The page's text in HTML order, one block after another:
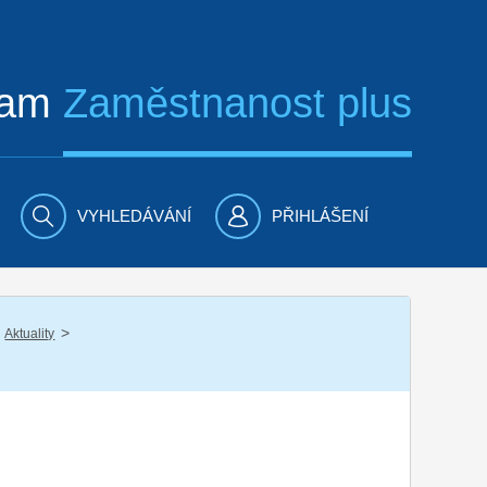
Zaměstnanost plus
VYHLEDÁVÁNÍ PŘIHLÁŠENÍ
Aktuality /